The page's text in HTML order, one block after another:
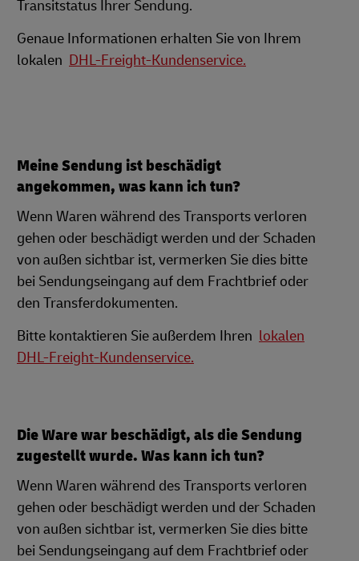
Transitstatus Ihrer Sendung.
Genaue Informationen erhalten Sie von Ihrem
lokalen DHL-Freight-Kundenservice.
Meine Sendung ist beschädigt
angekommen, was kann ich tun?
Wenn Waren während des Transports verloren
gehen oder beschädigt werden und der Schaden
von außen sichtbar ist, vermerken Sie dies bitte
bei Sendungseingang auf dem Frachtbrief oder
den Transferdokumenten.
Bitte kontaktieren Sie außerdem Ihren lokalen
DHL-Freight-Kundenservice.
Die Ware war beschädigt, als die Sendung
zugestellt wurde. Was kann ich tun?
Wenn Waren während des Transports verloren
gehen oder beschädigt werden und der Schaden
von außen sichtbar ist, vermerken Sie dies bitte
bei Sendungseingang auf dem Frachtbrief oder